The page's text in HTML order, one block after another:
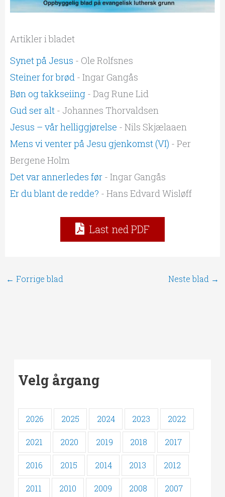
Artikler i bladet
Synet på Jesus - Ole Rolfsnes
Steiner for brød - Ingar Gangås
Bøn og takkseiing - Dag Rune Lid
Gud ser alt - Johannes Thorvaldsen
Jesus – vår helliggjørelse - Nils Skjælaaen
Mens vi venter på Jesu gjenkomst (VI) - Per
Bergene Holm
Det var annerledes før - Ingar Gangås
Er du blant de redde? - Hans Edvard Wisløff
Last ned PDF
← Forrige blad Neste blad →
Velg årgang
2026 2025 2024 2023 2022
2021 2020 2019 2018 2017
2016 2015 2014 2013 2012
2011 2010 2009 2008 2007